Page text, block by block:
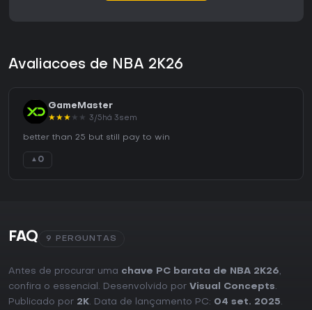
Avaliacoes de NBA 2K26
GameMaster
★★★ ★ ★ 3/5 há 3sem
better than 25 but still pay to win
▲ 0
FAQ 9 PERGUNTAS
Antes de procurar uma chave PC barata de NBA 2K26,
confira o essencial. Desenvolvido por Visual Concepts.
Publicado por 2K. Data de lançamento PC: 04 set. 2025.